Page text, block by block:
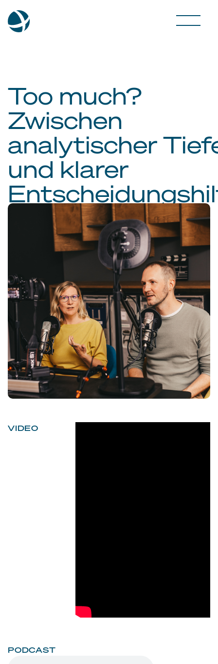
Too much?
Zwischen
analytischer
und klarer
VIDEO
PODCAST